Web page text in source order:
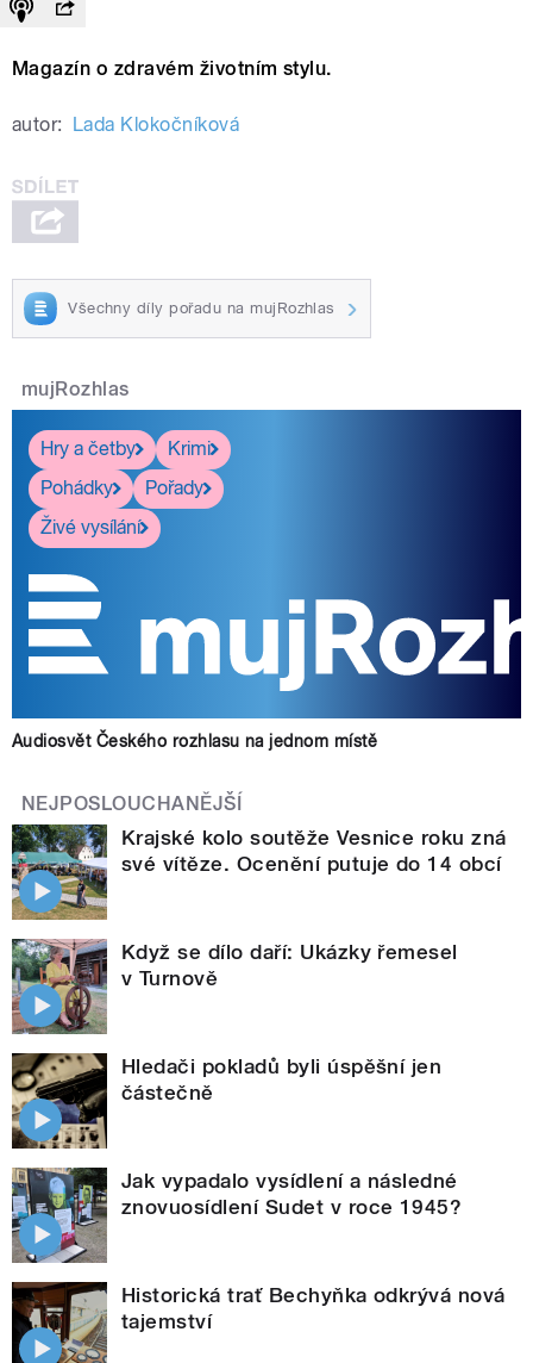
Magazín o zdravém životním stylu.
autor: Lada Klokočníková
Všechny díly pořadu na mujRozhlas
mujRozhlas
Hry a četby
Krimi
Pohádky
Pořady
Živé vysílání
Audiosvět Českého rozhlasu na jednom místě
NEJPOSLOUCHANĚJŠÍ
Krajské kolo soutěže Vesnice roku zná
své vítěze. Ocenění putuje do 14 obcí
Když se dílo daří: Ukázky řemesel
v Turnově
Hledači pokladů byli úspěšní jen
částečně
Jak vypadalo vysídlení a následné
znovuosídlení Sudet v roce 1945?
Historická trať Bechyňka odkrývá nová
tajemství